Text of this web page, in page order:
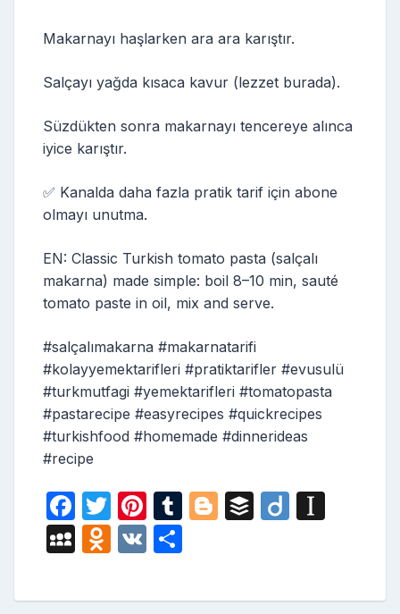
Makarnayı haşlarken ara ara karıştır.
Salçayı yağda kısaca kavur (lezzet burada).
Süzdükten sonra makarnayı tencereye alınca
iyice karıştır.
✅ Kanalda daha fazla pratik tarif için abone
olmayı unutma.
EN: Classic Turkish tomato pasta (salçalı
makarna) made simple: boil 8–10 min, sauté
tomato paste in oil, mix and serve.
#salçalımakarna #makarnatarifi
#kolayyemektarifleri #pratiktarifler #evusulü
#turkmutfagi #yemektarifleri #tomatopasta
#pastarecipe #easyrecipes #quickrecipes
#turkishfood #homemade #dinnerideas
#recipe
F
a
c
e
T
w
itt
er
Pi
nt
er
e
T
bl
Bl
g
B
r
Di
p
M
S
O
n
V
ar